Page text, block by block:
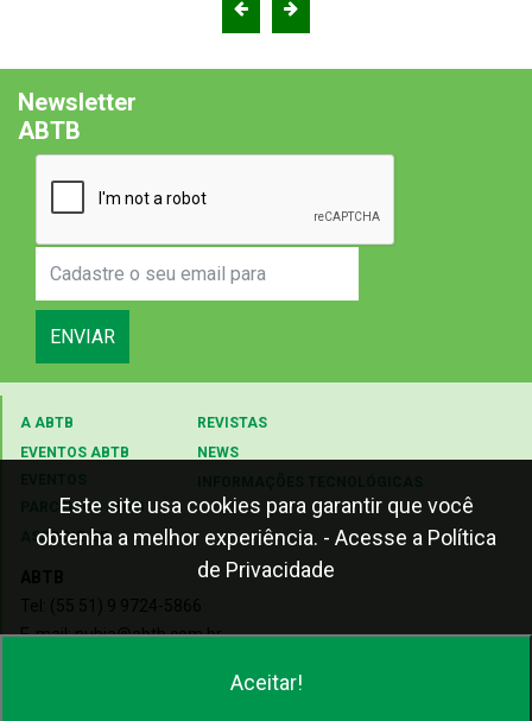
Newsletter
ABTB
ENVIAR
Este site usa cookies para garantir que você
obtenha a melhor experiência. - Acesse a Política
de Privacidade
Aceitar!
A ABTB
EVENTOS ABTB
PARCEIROS ABTB
ASSOCIE-SE
REVISTAS
NEWS
E-mail: nubia@abtb.com.br